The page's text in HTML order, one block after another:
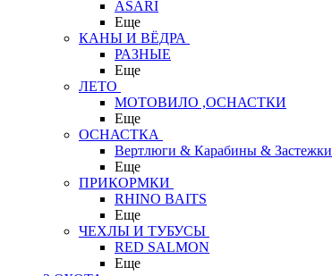
ASARI
Еще
КАНЫ И ВЁДРА
РАЗНЫЕ
Еще
ЛЕТО
МОТОВИЛО ,ОСНАСТКИ
Еще
ОСНАСТКА
Вертлюги & Карабины & Застежки
Еще
ПРИКОРМКИ
RHINO BAITS
Еще
ЧЕХЛЫ И ТУБУСЫ
RED SALMON
Еще